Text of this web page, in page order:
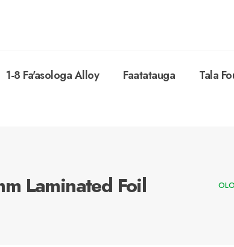
1-8 Fa'asologa Alloy Faatatauga Tala
Laminated Foil